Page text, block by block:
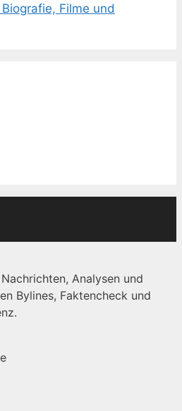
Filme und
Analysen und
Bylines, Faktencheck und